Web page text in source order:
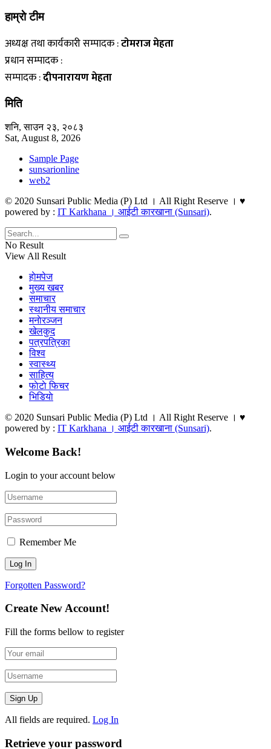
हाम्राे टीम
अध्यक्ष तथा कार्यकारी सम्पादक :टाेमराज मेहता
प्रधान सम्पादक :
सम्पादक :दीपनारायण मेहता
मिति
शनि, साउन २३, २०८३
Sat, August 8, 2026
Sample Page
sunsarionline
web2
© 2020 Sunsari Public Media (P) Ltd । All Right Reserve । ♥
powered by : IT Karkhana । आईटी कारखाना (Sunsari).
No Result
View All Result
हाेमपेज
मुख्य खबर
समाचार
स्थानीय समाचार
मनाेरञ्जन
खेलकुद
पत्रपत्रिका
विश्व
स्वास्थ्य
साहित्य
फाेटाे फिचर
भिडियाे
© 2020 Sunsari Public Media (P) Ltd । All Right Reserve । ♥
powered by : IT Karkhana । आईटी कारखाना (Sunsari).
Welcome Back!
Login to your account below
Remember Me
Forgotten Password?
Create New Account!
Fill the forms bellow to register
All fields are required. Log In
Retrieve your password